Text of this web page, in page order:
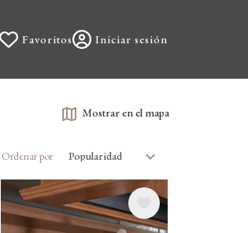
Favoritos Iniciar sesión
Mostrar en el mapa
Ordenar por
Image